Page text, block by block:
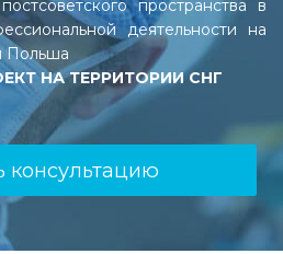
пространства в
деятельности на
Польша
НА ТЕРРИТОРИИ СНГ
консультацию